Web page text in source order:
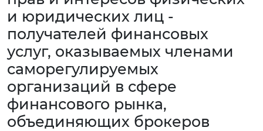
и юридических лиц -
получателей финансовых
услуг, оказываемых членами
саморегулируемых
организаций в сфере
финансового рынка,
объединяющих брокеров